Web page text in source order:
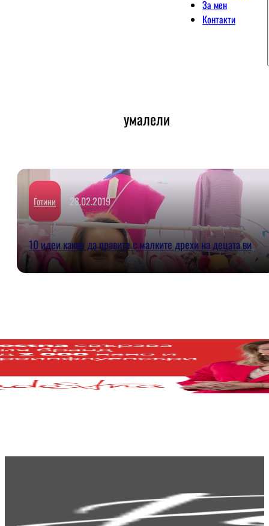
За мен
Контакти
умалели
Готини 28.02.2019
10 идеи какво да правите с малките дрехи на децата ви